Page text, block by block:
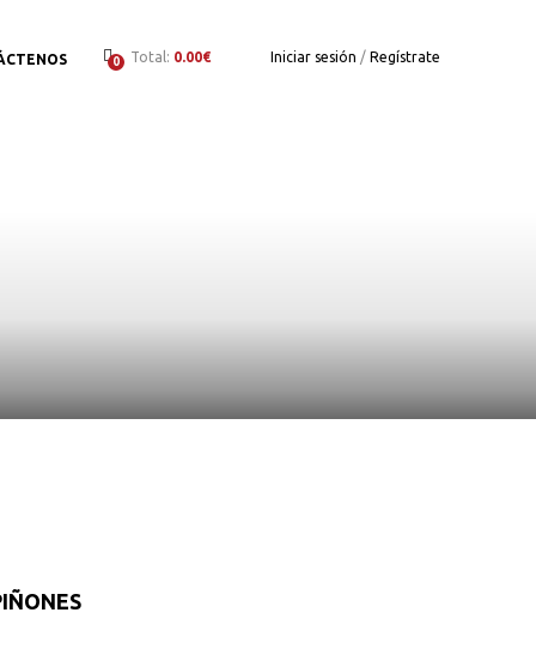
0 Total: 0.00€ Iniciar sesión / Regístrate